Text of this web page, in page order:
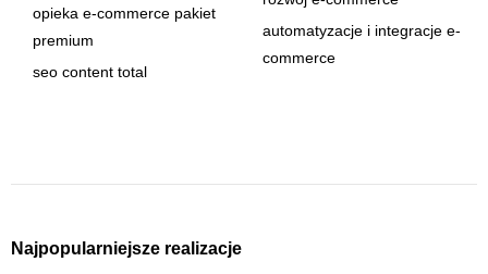
opieka e-commerce pakiet
premium
seo content total
automatyzacje i integracje e-
commerce
Najpopularniejsze realizacje